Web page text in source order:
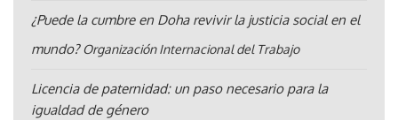
¿Puede la cumbre en Doha revivir la justicia social en el
mundo? Organización Internacional del Trabajo
Licencia de paternidad: un paso necesario para la
igualdad de género